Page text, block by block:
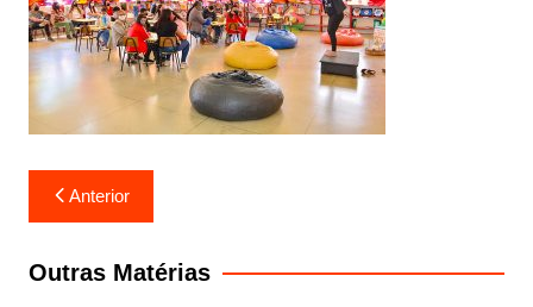
Navegação
de
Post
Anterior
Outras Matérias